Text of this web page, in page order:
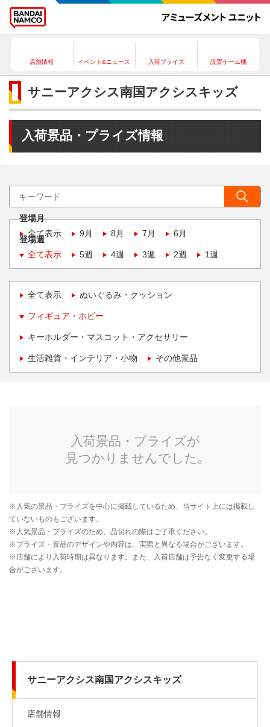
店舗情報 イベント&ニュース 入荷プライズ 設置ゲーム機
サニーアクシス南国アクシスキッズ
入荷景品・プライズ情報
登場月
全て表示
9月 8月 7月 6月
登場週
全て表示
5週 4週 3週 2週 1週
全て表示 ぬいぐるみ・クッション
フィギュア・ホビー
キーホルダー・マスコット・アクセサリー
生活雑貨・インテリア・小物 その他景品
サニーアクシス南国アクシスキッズ
店舗情報